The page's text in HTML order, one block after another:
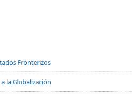
Fronterizos
la Globalización